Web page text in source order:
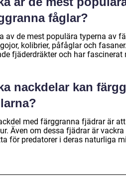
fåglar?
av de mest populära typerna av
kolibrier, påfåglar och
fjäderdräkter och har fascinerat
nackdelar kan
med färggranna fjädrar är
Även om dessa fjädrar är
för predatorer i deras naturliga